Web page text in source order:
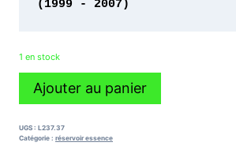
(1999 - 2007)
1 en stock
quantité
essence
mbk
Ajouter au panier
UGS : L237.37
Catégorie : réservoir essence